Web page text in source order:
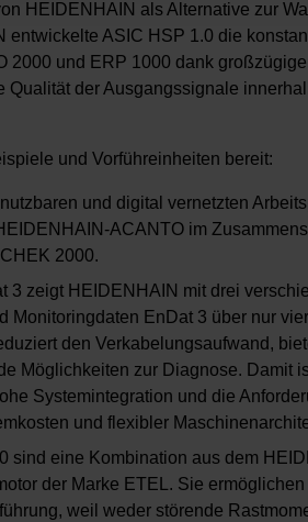
HEIDENHAIN als Alternative zur
ASIC HSP 1.0 die
2000 und ERP 1000 dank
der Ausgangssignale
und Vorführeinheiten bereit:
und digital vernetzten
ACANTO im
2000.
3 zeigt HEIDENHAIN mit drei
Monitoringdaten EnDat 3 über nur
den Verkabelungsaufwand,
Möglichkeiten zur Diagnose. Damit
Systemintegration und die
und flexibler
sind eine Kombination aus dem
der Marke ETEL. Sie ermöglichen
weil weder störende